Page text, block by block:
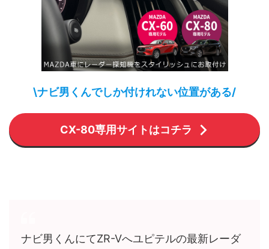
\ナビ男くんでしか付けれない位置がある/
CX-80専用サイトはコチラ
ナビ男くんにてZR-Vへユピテルの最新レーダ